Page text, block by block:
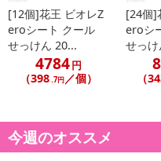
発送日カレンダー
[12個]花王 ビオレZ
eroシート クール
せっけん 20...
4784円
（398.7円／個）
[24個]
eroシ
せっ
（
今週のオススメ